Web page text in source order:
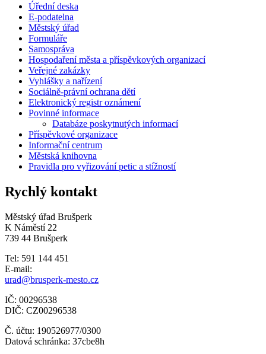
Úřední deska
E-podatelna
Městský úřad
Formuláře
Samospráva
Hospodaření města a příspěvkových organizací
Veřejné zakázky
Vyhlášky a nařízení
Sociálně-právní ochrana dětí
Elektronický registr oznámení
Povinné informace
Databáze poskytnutých informací
Příspěvkové organizace
Informační centrum
Městská knihovna
Pravidla pro vyřizování petic a stížností
Rychlý kontakt
Městský úřad Brušperk
K Náměstí 22
739 44 Brušperk
Tel: 591 144 451
E-mail:
urad@brusperk-mesto.cz
IČ: 00296538
DIČ: CZ00296538
Č. účtu: 190526977/0300
Datová schránka: 37cbe8h